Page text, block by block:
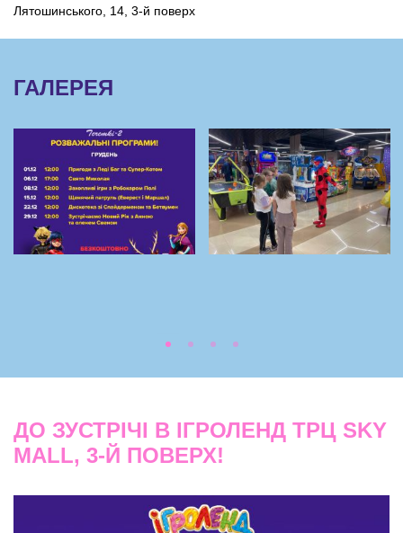
Лятошинського, 14, 3-й поверх
ГАЛЕРЕЯ
ДО ЗУСТРІЧІ В ІГРОЛЕНД ТРЦ SKY
MALL, 3-Й ПОВЕРХ!